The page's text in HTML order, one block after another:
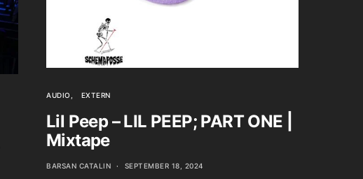
AUDIO EXTERN
Lil Peep – LIL PEEP; PART ONE |
Mixtape
BARSAN CATALIN SEPTEMBER 18, 2024